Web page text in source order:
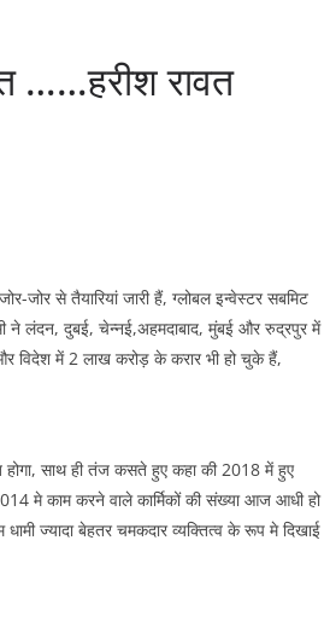
……हरीश रावत
जोर से तैयारियां जारी हैं, ग्लोबल इन्वेस्टर सबमिट
ने लंदन, दुबई, चेन्नई,अहमदाबाद, मुंबई और रुद्रपुर में
विदेश में 2 लाख करोड़ के करार भी हो चुके हैं,
होगा, साथ ही तंज कसते हुए कहा की 2018 में हुए
मे काम करने वाले कार्मिकों की संख्या आज आधी हो
ज्यादा बेहतर चमकदार व्यक्तित्व के रूप मे दिखाई